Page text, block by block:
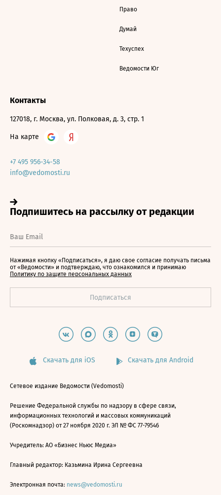
Право
Думай
Техуспех
Ведомости Юг
Контакты
127018, г. Москва, ул. Полковая, д. 3, стр. 1
На карте
+7 495 956-34-58
info@vedomosti.ru
Нажимая кнопку «Подписаться», я даю свое согласие получать письма
от «Ведомости» и подтверждаю, что ознакомился и принимаю
Политику по защите персональных данных
Скачать для iOS Скачать для Android
Сетевое издание Ведомости (Vedomosti)
Решение Федеральной службы по надзору в сфере связи,
информационных технологий и массовых коммуникаций
(Роскомнадзор) от 27 ноября 2020 г. ЭЛ № ФС 77-79546
Учредитель: АО «Бизнес Ньюс Медиа»
Главный редактор: Казьмина Ирина Сергеевна
Электронная почта: news@vedomosti.ru